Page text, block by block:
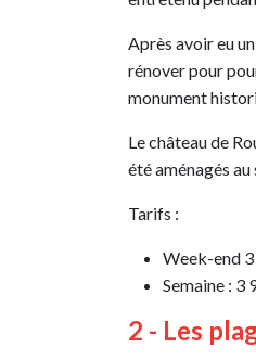
Après avoir eu
rénover pour
monument
Le château de
été aménagés
Tarifs :
Week-end
Semaine : 3
2 - Les